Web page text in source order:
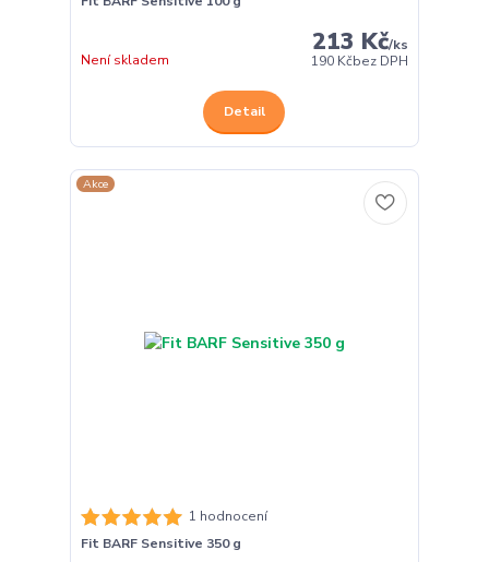
213 Kč/ks
190 Kčbez DPH
Není skladem
Detail
Akce
1 hodnocení
Fit BARF Sensitive 350 g